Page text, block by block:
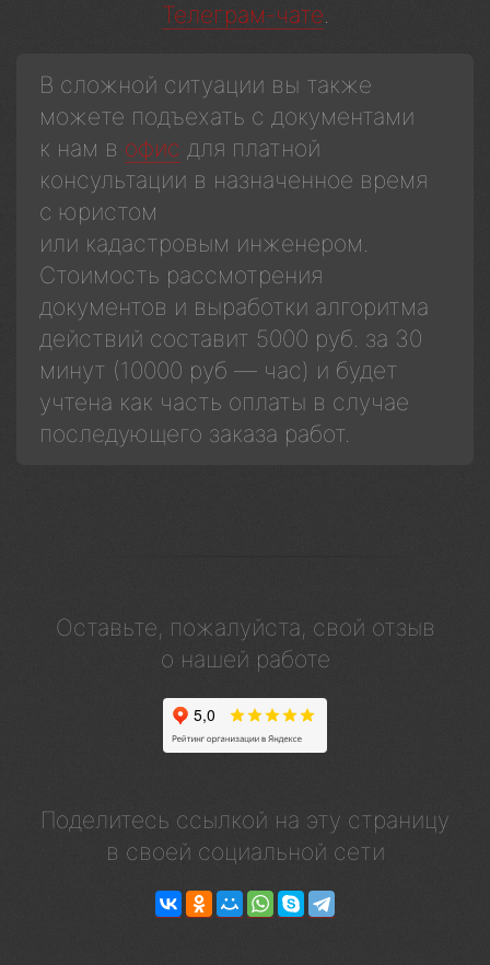
Телеграм-чате.
В сложной ситуации вы также
можете подъехать с документами
к нам в офис для платной
консультации в назначенное время
с юристом
или кадастровым инженером.
Стоимость рассмотрения
документов и выработки алгоритма
действий составит 5000 руб. за 30
минут (10000 руб — час) и будет
учтена как часть оплаты в случае
последующего заказа работ.
Оставьте, пожалуйста, свой отзыв
о нашей работе
Поделитесь ссылкой на эту страницу
в своей социальной сети